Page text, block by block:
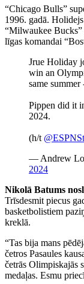
“Chicago Bulls”
1996. gadā.
“Milwaukee Bucks”
līgas komandai
Jrue Holiday
win an
same summer
Pippen did it
2024.
(h/t
— Andrew
2024
Nikolā Batums
Trīsdesmit piecus
basketbolistiem
kreklā.
“Tas bija mans
četros Pasaules
četrās Olimpiskajās
medaļas. Esmu